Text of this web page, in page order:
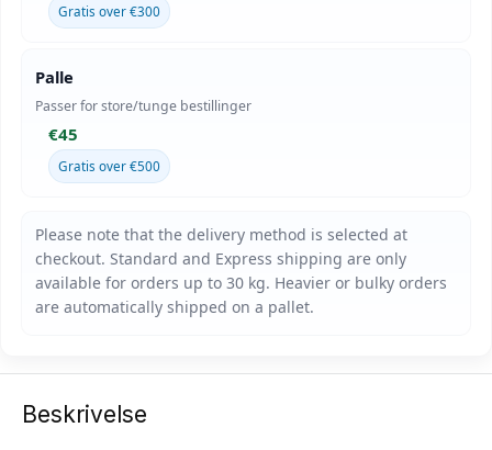
Gratis over €300
Palle
Passer for store/tunge bestillinger
€45
Gratis over €500
Beskrivelse